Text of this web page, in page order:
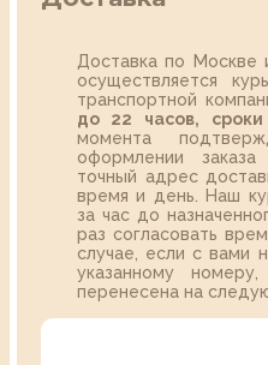
Доставка по Москве
осуществляется
транспортной
до 22 часов,
момента
оформлении
точный адрес
время и день. Наш
за час до
раз согласовать
случае, если с вами
указанному
перенесена на